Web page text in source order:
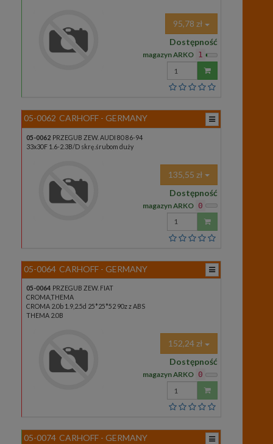
95,78 zł
Dostępność
magazyn ARKO 1
Wprowadź
ilość
05-0062 CARHOFF - GERMANY
05-0062 PRZEGUB ZEW. AUDI 80 86-94
33x30F 1.6-2.3B/D skrę.śrubom duży
135,55 zł
Dostępność
magazyn ARKO 0
Wprowadź
ilość
05-0064 CARHOFF - GERMANY
05-0064 PRZEGUB ZEW. FIAT
CROMA,THEMA
CROMA 2.0b 1.9,2.5d 25*25*52 90z z ABS
THEMA 2.0B
152,24 zł
Dostępność
magazyn ARKO 0
Wprowadź
ilość
05-0074 CARHOFF - GERMANY